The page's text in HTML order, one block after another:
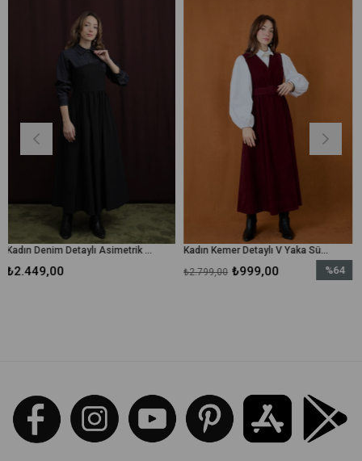
Kadın Denim Detaylı Asimetrik Kesim Elbise - 32414ELB - Siyah Kadın Kemer Detaylı V Yaka Süet Elbise - 32406ELB - Bordo
₺999,00
%64
₺2.799,00